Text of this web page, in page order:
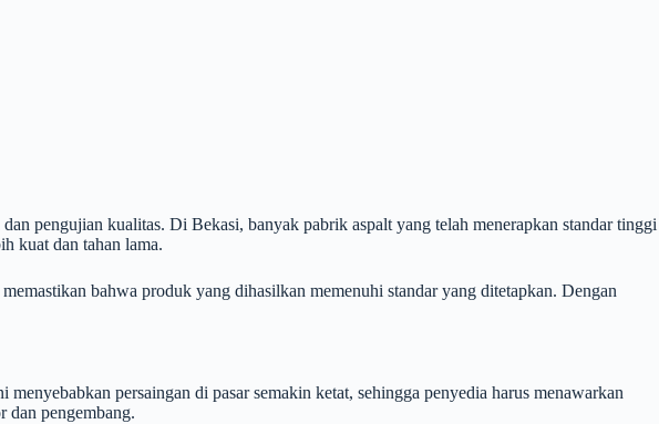
pengujian kualitas. Di Bekasi, banyak pabrik aspalt yang telah menerapkan standar tinggi
kuat dan tahan lama.
bahwa produk yang dihasilkan memenuhi standar yang ditetapkan. Dengan
persaingan di pasar semakin ketat, sehingga penyedia harus menawarkan
dan pengembang.